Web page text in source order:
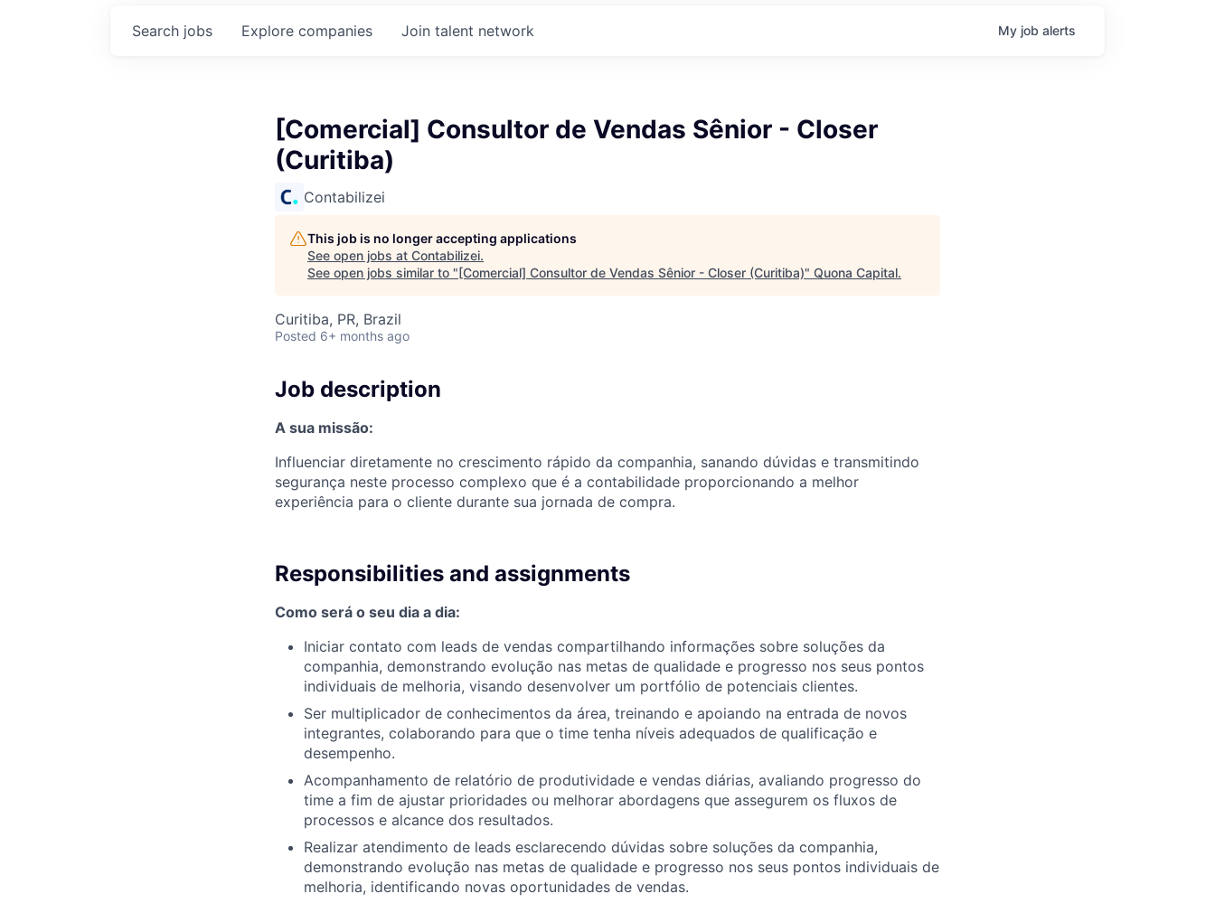
Search jobs Explore companies Join talent network My job alerts
[Comercial] Consultor de Vendas Sênior - Closer
(Curitiba)
Contabilizei
This job is no longer accepting applications
See open jobs at Contabilizei.
See open jobs similar to "[Comercial] Consultor de Vendas Sênior - Closer (Curitiba)" Quona Capital.
Curitiba, PR, Brazil
Posted 6+ months ago
Job description
A sua missão:
Influenciar diretamente no crescimento rápido da companhia, sanando dúvidas e transmitindo
segurança neste processo complexo que é a contabilidade proporcionando a melhor
experiência para o cliente durante sua jornada de compra.
Responsibilities and assignments
Como será o seu dia a dia:
Iniciar contato com leads de vendas compartilhando informações sobre soluções da
companhia, demonstrando evolução nas metas de qualidade e progresso nos seus pontos
individuais de melhoria, visando desenvolver um portfólio de potenciais clientes.
Ser multiplicador de conhecimentos da área, treinando e apoiando na entrada de novos
integrantes, colaborando para que o time tenha níveis adequados de qualificação e
desempenho.
Acompanhamento de relatório de produtividade e vendas diárias, avaliando progresso do
time a fim de ajustar prioridades ou melhorar abordagens que assegurem os fluxos de
processos e alcance dos resultados.
Realizar atendimento de leads esclarecendo dúvidas sobre soluções da companhia,
demonstrando evolução nas metas de qualidade e progresso nos seus pontos individuais de
melhoria, identificando novas oportunidades de vendas.